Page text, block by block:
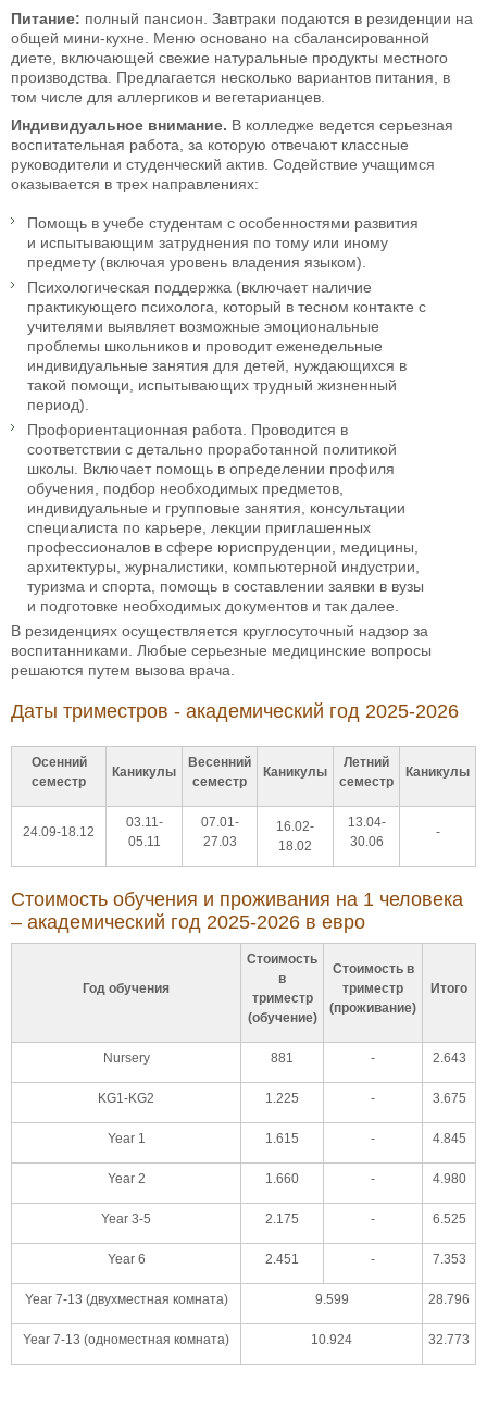
Питание: полный пансион. Завтраки подаются в резиденции на
общей мини-кухне. Меню основано на сбалансированной
диете, включающей свежие натуральные продукты местного
производства. Предлагается несколько вариантов питания, в
том числе для аллергиков и вегетарианцев.
Индивидуальное внимание. В колледже ведется серьезная
воспитательная работа, за которую отвечают классные
руководители и студенческий актив. Содействие учащимся
оказывается в трех направлениях:
Помощь в учебе студентам с особенностями развития
и испытывающим затруднения по тому или иному
предмету (включая уровень владения языком).
Психологическая поддержка (включает наличие
практикующего психолога, который в тесном контакте с
учителями выявляет возможные эмоциональные
проблемы школьников и проводит еженедельные
индивидуальные занятия для детей, нуждающихся в
такой помощи, испытывающих трудный жизненный
период).
Профориентационная работа. Проводится в
соответствии с детально проработанной политикой
школы. Включает помощь в определении профиля
обучения, подбор необходимых предметов,
индивидуальные и групповые занятия, консультации
специалиста по карьере, лекции приглашенных
профессионалов в сфере юриспруденции, медицины,
архитектуры, журналистики, компьютерной индустрии,
туризма и спорта, помощь в составлении заявки в вузы
и подготовке необходимых документов и так далее.
В резиденциях осуществляется круглосуточный надзор за
воспитанниками. Любые серьезные медицинские вопросы
решаются путем вызова врача.
Даты триместров - академический год 2025-2026
Осенний
семестр
Каникулы
Весенний
семестр
Каникулы
Летний
семестр
Каникулы
24.09-18.12
03.11-
05.11
07.01-
27.03
16.02-
18.02
13.04-
30.06
-
Стоимость обучения и проживания на 1 человека
– академический год 2025-2026 в евро
Год обучения
Стоимость
в
триместр
(обучение)
Стоимость в
триместр
(проживание)
Итого
Nursery 881 - 2.643
KG1-KG2 1.225 - 3.675
Year 1 1.615 - 4.845
Year 2 1.660 - 4.980
Year 3-5 2.175 - 6.525
Year 6 2.451 - 7.353
Year 7-13 (двухместная комната) 9.599 28.796
Year 7-13 (одноместная комната) 10.924 32.773